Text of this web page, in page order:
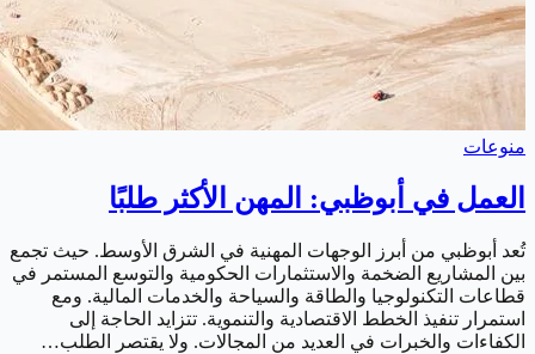
منوعات
العمل في أبوظبي: المهن الأكثر طلبًا
تُعد أبوظبي من أبرز الوجهات المهنية في الشرق الأوسط. حيث تجمع
بين المشاريع الضخمة والاستثمارات الحكومية والتوسع المستمر في
قطاعات التكنولوجيا والطاقة والسياحة والخدمات المالية. ومع
استمرار تنفيذ الخطط الاقتصادية والتنموية. تتزايد الحاجة إلى
الكفاءات والخبرات في العديد من المجالات. ولا يقتصر الطلب…